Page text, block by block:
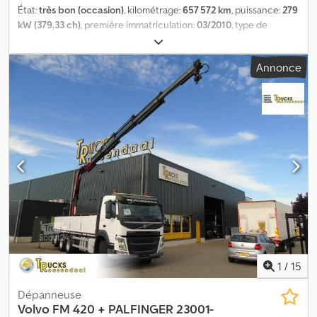
État:très bon (occasion), kilométrage:657 572 km, puissance:279
kW (379,33 ch), première immatriculation:03/2010, type de
diesel
d'engrenage:automatique, classe d'émission:Euro 5, longueur
de l'espace de chargement:6 400 mm , largeur de l’espace de
chargement:2 490 mm , hauteur de l'espace de chargement:630
2010, Équipement:
, = Plus
d'options et d'accessoires = - Prise De Force = Remarques =
YV2J1E1C3AB557181 1-2: 4.70 2-3: 1.37 = Plus d'informations = Grue:
PALFINGER 23002, derrière sur le châssis Crjdpfxeymrh Ee Ak Ujf
Marque de construction: PALFINGER PK23002 État technique:
très bon État optique: très bon Numéro d'immatriculation: 016BKD
Annonce
1 / 15
Dépanneuse
Volvo FM 420 + PALFINGER 23001-